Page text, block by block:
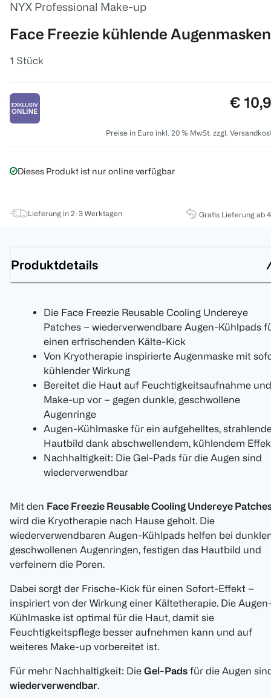
NYX Professional Make-up
Face Freezie kühlende Augenmasken
1 Stück
Preis:
€
Preise in Euro inkl. 20 % MwSt. zzgl.
Dieses Produkt ist nur online verfügbar
Lieferung in 2-3 Werktagen Gratis Lieferung ab
Produktdetails
Die Face Freezie Reusable Cooling Undereye
Patches – wiederverwendbare Augen-Kühlpads
einen erfrischenden Kälte-Kick
Von Kryotherapie inspirierte Augenmaske mit
kühlender Wirkung
Bereitet die Haut auf Feuchtigkeitsaufnahme und
Make-up vor – gegen dunkle, geschwollene
Augenringe
Augen-Kühlmaske für ein aufgehelltes,
Hautbild dank abschwellendem, kühlendem
Nachhaltigkeit: Die Gel-Pads für die Augen sind
wiederverwendbar
Mit den Face Freezie Reusable Cooling Undereye
wird die Kryotherapie nach Hause geholt. Die
wiederverwendbaren Augen-Kühlpads helfen bei
geschwollenen Augenringen, festigen das Hautbild und
verfeinern die Poren.
Dabei sorgt der Frische-Kick für einen Sofort-Effekt –
inspiriert von der Wirkung einer Kältetherapie. Die
Kühlmaske ist optimal für die Haut, damit sie
Feuchtigkeitspflege besser aufnehmen kann und auf
weiteres Make-up vorbereitet ist.
Für mehr Nachhaltigkeit: Die Gel-Pads für die Augen
wiederverwendbar.